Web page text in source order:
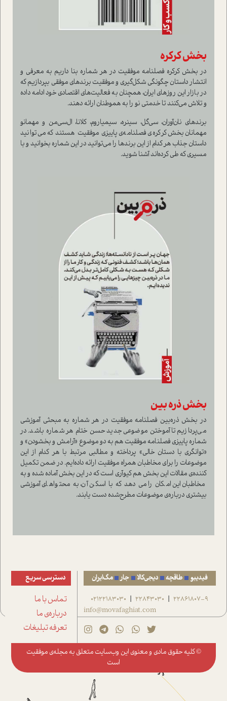
بخش کرکره
در بخش کرکره فصلنامه موفقیت در هر شماره بنا داریم به معرفی و
انتشار داستان چگونگی شکل‌گیری و موفقیت برندهای موفقی بپردازیم که
در بازار این روزهای ایران، همچنان به فعالیت‌های اقتصادی خود ادامه داده
و تلاش می‌کنند تا خدمتی نو را به هموطنان ارائه دهند.
برندهای نان‌آوران، سی‌گل، سینره، سیمیاروم، کلانا، ال‌سی‌من و مهمانو
مهمانان بخش کرکره‌ی فصلنامه‌ی پاییزی موفقیت هستند که می‌توانید
داستان جذاب هر کدام از این برندها را می‌توانید در این شماره بخوانید و با
مسیری که طی کرده‌اند آشنا شوید.
بخش ذره بین
در بخش ذره‌بین فصلنامه موفقیت در هر شماره به مبحثی آموزشی
می‌پردازیم تا آموختن موضوعی جدید حسن ختام هر شماره باشد. در
شماره پاییزی فصلنامه موفقیت هم به دو موضوع «آرامش و بخشودن» و
«توانگری با دستان خالی» پرداخته و مطالبی مرتبط با هر کدام از این
موضوعات را برای مخاطبان همراه موفقیت ارائه داده‌ایم. در ضمن تکمیل
کننده‌ی مقالات این بخش هم کیوآری است که در این بخش آماده شده و به
مخاطبان این امکان را می دهد که با اسکن آن، به محتواهای آموزشی
بیشتری درباره‌ی موضوعات مطرح‌شده دست یابند.
فیدیبو طاقچه دیجی‌کالا جار مگ‌ایران
22861807-9
|
22843030
|
02122183030
info@movafaghiat.com
دسترسی سریع
تماس با ما
درباره‌ی ما
تعرفه تبلیغات
© کلیه حقوق مادی و معنوی این وب‌سایت متعلق به مجله‌ی موفقیت
است